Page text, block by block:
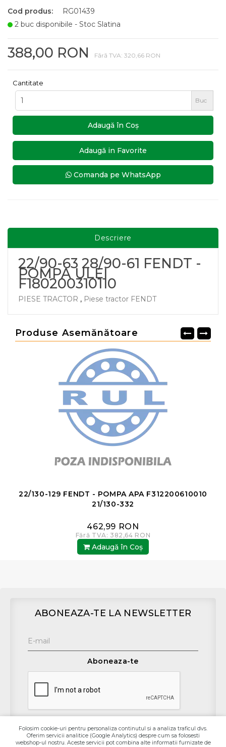
Cod produs:
RG01439
2 buc disponibile - Stoc Slatina
388,00 RON Fără TVA: 320,66 RON
Cantitate
Buc
Adaugă în Coş
Adaugă in Favorite
Comanda pe WhatsApp
Descriere
22/90-63 28/90-61 FENDT -
POMPA ULEI
F180200310110
PIESE TRACTOR , Piese tractor FENDT
Produse Asemănătoare
22/130-129 FENDT - POMPA APA F312200610010
21/130-332
462,99 RON
Fără TVA: 382,64 RON
Adaugă în Coş
ABONEAZA-TE LA NEWSLETTER
Aboneaza-te
Folosim cookie-uri pentru personaliza continutul si a analiza traficul dvs.
Oferim servicii analitice (Google Analytics) despre cum sa folosesti
webshop-ul nostru. Aceste servicii pot combina alte informatii furnizate de